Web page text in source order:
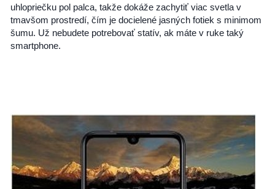
uhlopriečku pol palca, takže dokáže zachytiť viac svetla v
tmavšom prostredí, čím je docielené jasných fotiek s minimom
šumu. Už nebudete potrebovať statív, ak máte v ruke taký
smartphone.